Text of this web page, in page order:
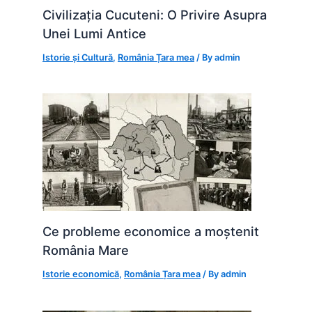
Civilizația Cucuteni: O Privire Asupra
Unei Lumi Antice
Istorie și Cultură, România Țara mea / Byadmin
Ce probleme economice a moștenit
România Mare
Istorie economică, România Țara mea / Byadmin